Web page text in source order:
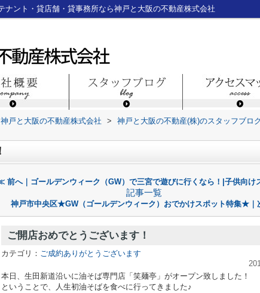
ナント・貸店舗・貸事務所なら神戸と大阪の不動産株式会社
戸と大阪の不動産株式会社 > 神戸と大阪の不動産(株)のスタッフブロ
前へ｜ゴールデンウィーク（GW）で三宮で遊びに行くなら！|子供向け
記事一覧
神戸市中央区★GW（ゴールデンウィーク）おでかけスポット特集★
ご開店おめでとうございます！
カテゴリ： ご成約ありがとうございます
本日、生田新道沿いに油そば専門店「笑麺亭」がオープン致しました！
ということで、人生初油そばを食べに行ってきました♪